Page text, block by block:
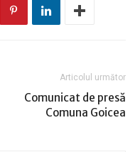
Articolul următor
Comunicat de presă
Comuna Goicea